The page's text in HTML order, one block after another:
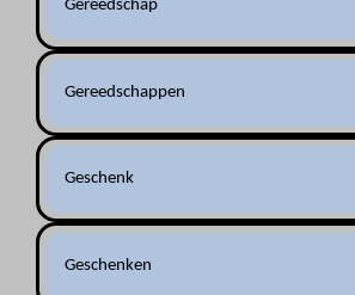
Gereedschap
Gereedschappen
Geschenk
Geschenken